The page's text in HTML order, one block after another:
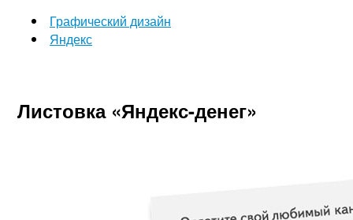
Графический дизайн
Яндекс
Листовка «Яндекс-денег»